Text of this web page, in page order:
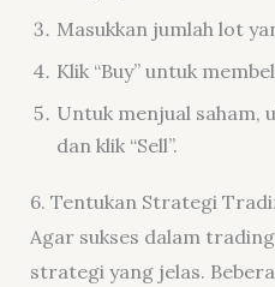
Masukkan jumlah lot
Klik “Buy” untuk
Untuk menjual saham,
dan klik “Sell”.
6. Tentukan Strategi
Agar sukses dalam
strategi yang jelas.